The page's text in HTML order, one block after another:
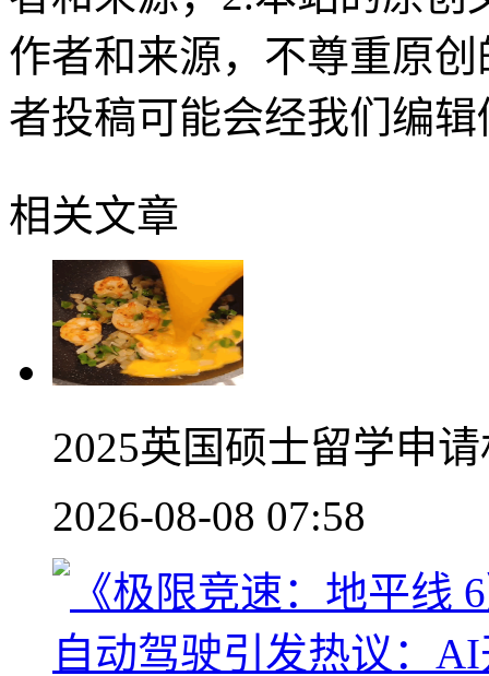
作者和来源，不尊重原
者投稿可能会经我们编
相关文章
2025英国硕士留学申
2026-08-08 07:58